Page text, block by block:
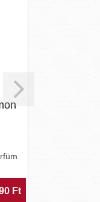
erejét joghurtban vagy